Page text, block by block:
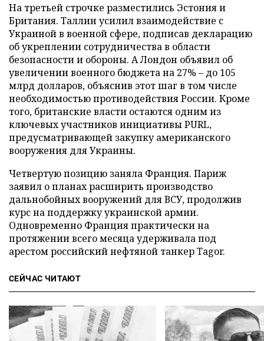
На третьей строчке разместились Эстония и
Британия. Таллин усилил взаимодействие с
Украиной в военной сфере, подписав декларацию
об укреплении сотрудничества в области
безопасности и обороны. А Лондон объявил об
увеличении военного бюджета на 27% – до 105
млрд долларов, объяснив этот шаг в том числе
необходимостью противодействия России. Кроме
того, британские власти остаются одним из
ключевых участников инициативы PURL,
предусматривающей закупку американского
вооружения для Украины.
Четвертую позицию заняла Франция. Париж
заявил о планах расширить производство
дальнобойных вооружений для ВСУ, продолжив
курс на поддержку украинской армии.
Одновременно Франция практически на
протяжении всего месяца удерживала под
арестом российский нефтяной танкер Tagor.
СЕЙЧАС ЧИТАЮТ